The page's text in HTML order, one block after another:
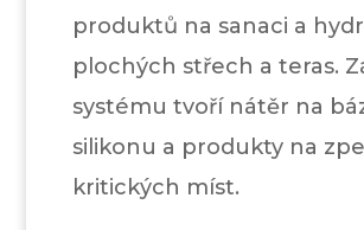
produktů na sanaci a
plochých střech a teras.
systému tvoří nátěr na
silikonu a produkty na
kritických míst.